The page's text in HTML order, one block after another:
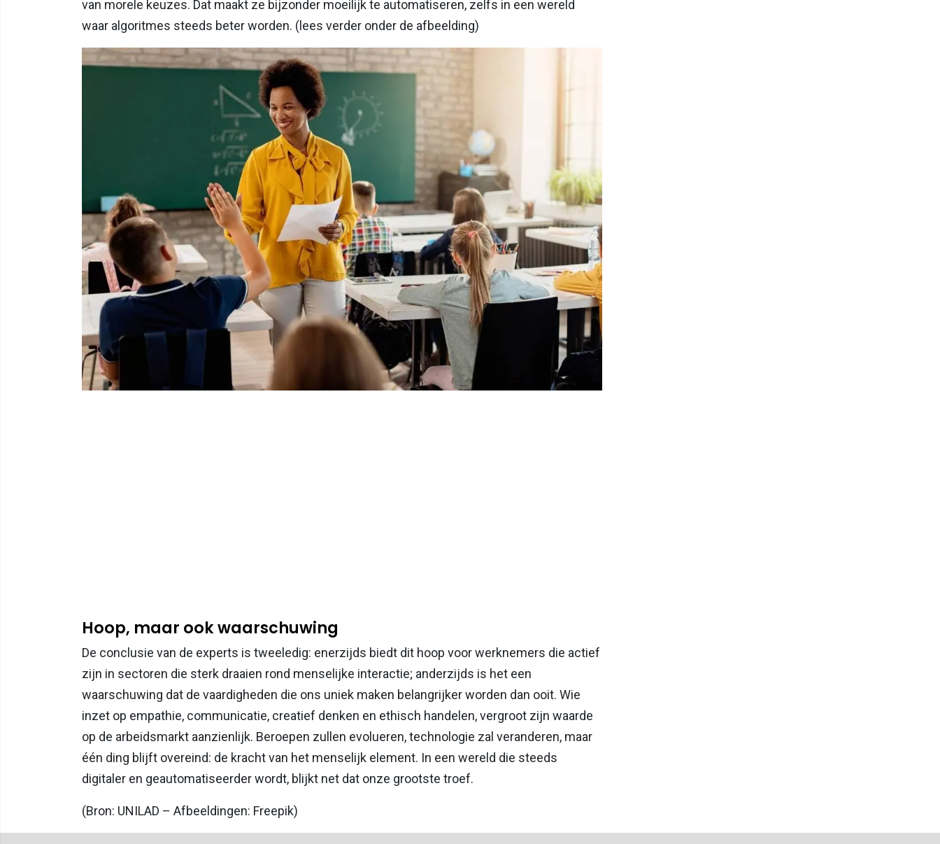
van morele keuzes. Dat maakt ze bijzonder moeilijk te automatiseren, zelfs in een wereld
waar algoritmes steeds beter worden. (lees verder onder de afbeelding)
Hoop, maar ook waarschuwing
De conclusie van de experts is tweeledig: enerzijds biedt dit hoop voor werknemers die actief
zijn in sectoren die sterk draaien rond menselijke interactie; anderzijds is het een
waarschuwing dat de vaardigheden die ons uniek maken belangrijker worden dan ooit. Wie
inzet op empathie, communicatie, creatief denken en ethisch handelen, vergroot zijn waarde
op de arbeidsmarkt aanzienlijk. Beroepen zullen evolueren, technologie zal veranderen, maar
één ding blijft overeind: de kracht van het menselijk element. In een wereld die steeds
digitaler en geautomatiseerder wordt, blijkt net dat onze grootste troef.
(Bron: UNILAD – Afbeeldingen: Freepik)